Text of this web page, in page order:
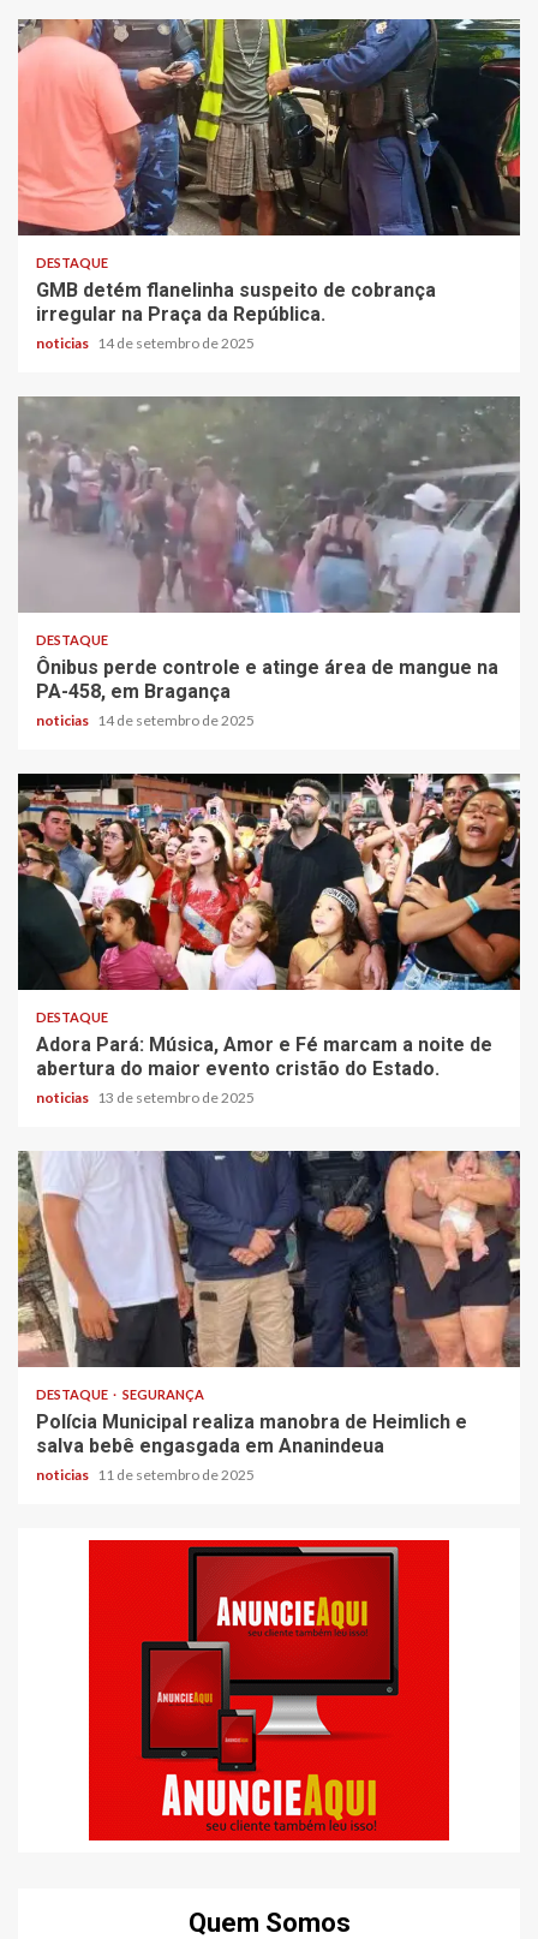
DESTAQUE
GMB detém flanelinha suspeito de cobrança
irregular na Praça da República.
noticias 14 de setembro de 2025
DESTAQUE
Ônibus perde controle e atinge área de mangue na
PA-458, em Bragança
noticias 14 de setembro de 2025
DESTAQUE
Adora Pará: Música, Amor e Fé marcam a noite de
abertura do maior evento cristão do Estado.
noticias 13 de setembro de 2025
DESTAQUE SEGURANÇA
Polícia Municipal realiza manobra de Heimlich e
salva bebê engasgada em Ananindeua
noticias 11 de setembro de 2025
Quem Somos